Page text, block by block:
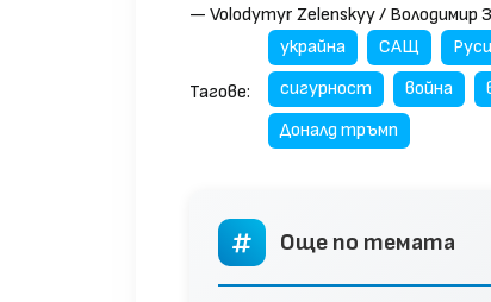
— Volodymyr Zelenskyy / Володимир
Тагове:
украйна САЩ
сигурност
война
Доналд тръмп
Още по темата